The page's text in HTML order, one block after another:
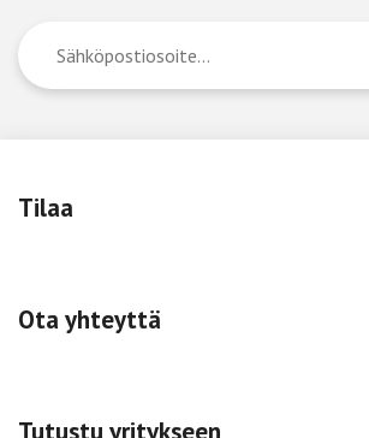
Tilaa
Ota yhteyttä
Tutustu yritykseen